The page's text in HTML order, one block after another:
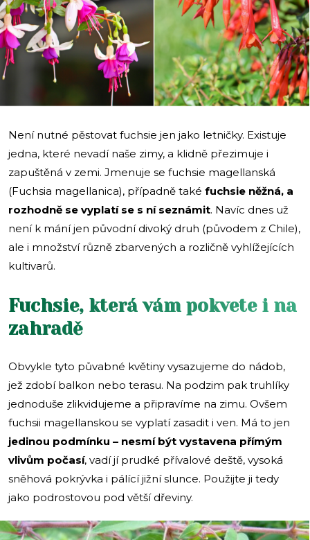
Není nutné pěstovat fuchsie jen jako letničky. Existuje
jedna, které nevadí naše zimy, a klidně přezimuje i
zapuštěná v zemi. Jmenuje se fuchsie magellanská
(Fuchsia magellanica), případně také fuchsie něžná, a
rozhodně se vyplatí se s ní seznámit. Navíc dnes už
není k mání jen původní divoký druh (původem z Chile),
ale i množství různě zbarvených a rozličně vyhlížejících
kultivarů.
Fuchsie, která vám pokvete i na
zahradě
Obvykle tyto půvabné květiny vysazujeme do nádob,
jež zdobí balkon nebo terasu. Na podzim pak truhlíky
jednoduše zlikvidujeme a připravíme na zimu. Ovšem
fuchsii magellanskou se vyplatí zasadit i ven. Má to jen
jedinou podmínku – nesmí být vystavena přímým
vlivům počasí, vadí jí prudké přívalové deště, vysoká
sněhová pokrývka i pálící jižní slunce. Použijte ji tedy
jako podrostovou pod větší dřeviny.